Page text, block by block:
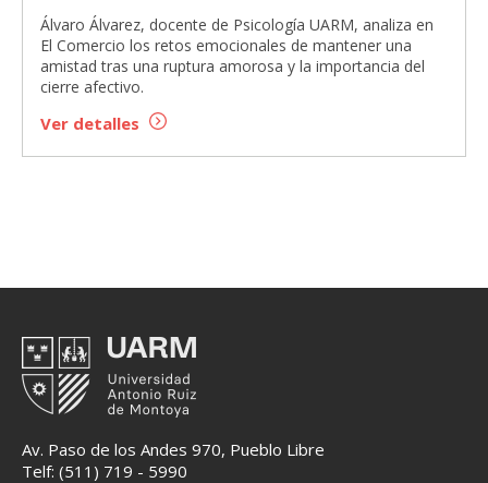
Álvaro Álvarez, docente de Psicología UARM, analiza en
El Comercio los retos emocionales de mantener una
amistad tras una ruptura amorosa y la importancia del
cierre afectivo.
Ver detalles
Av. Paso de los Andes 970, Pueblo Libre
Telf: (511) 719 - 5990